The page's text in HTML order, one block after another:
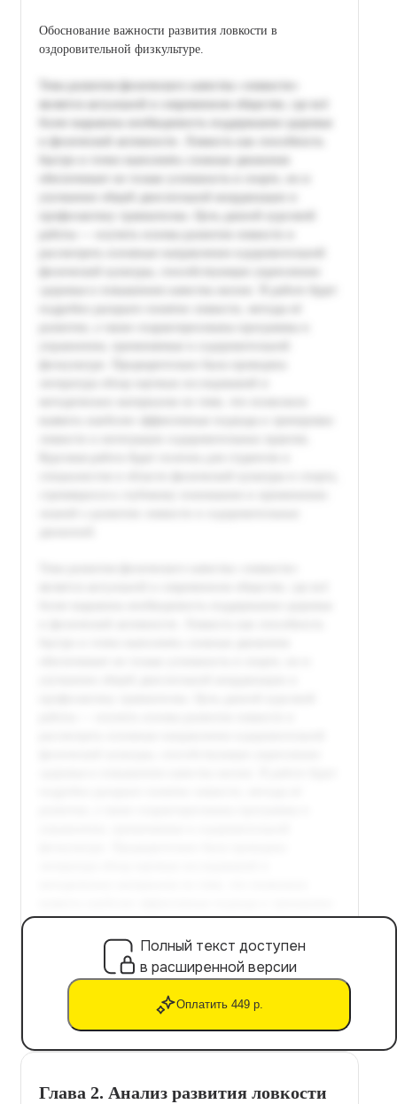
Обоснование важности развития ловкости в
оздоровительной физкультуре.
Полный текст доступен
в расширенной версии
Оплатить 449 р.
Глава 2. Анализ развития ловкости